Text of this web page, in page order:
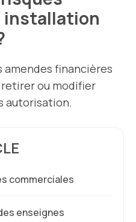
installation
amendes financières
retirer ou modifier
autorisation.
commerciales
enseignes